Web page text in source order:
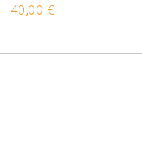
40,00 €